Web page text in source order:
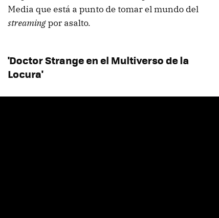
Media que está a punto de tomar el mundo del
streamingpor asalto.
'Doctor Strange en el Multiverso de la
Locura'